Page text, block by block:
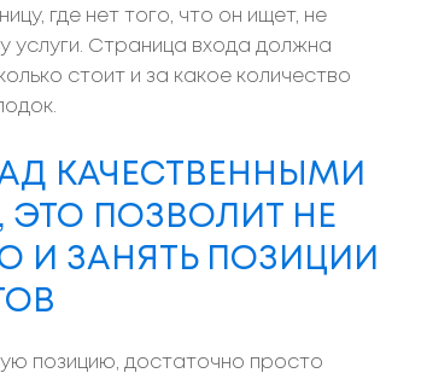
где нет того, что он ищет, не
услуги. Страница входа должна
стоит и за какое количество
КАЧЕСТВЕННЫМИ
ЭТО ПОЗВОЛИТ НЕ
И ЗАНЯТЬ ПОЗИЦИИ
позицию, достаточно просто